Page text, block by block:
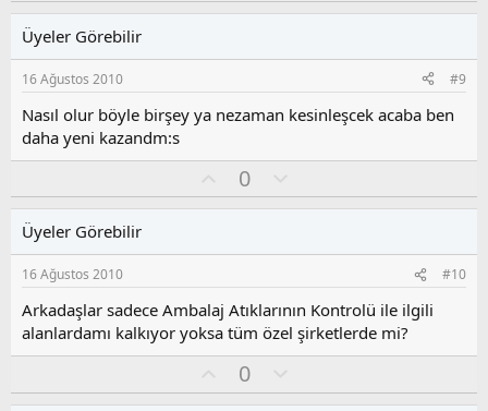
s
u
z
y
a
Üyeler Görebilir
16 Ağustos 2010 #9
Nasıl olur böyle birşey ya nezaman kesinleşcek acaba ben
daha yeni kazandm:s
y
0
l
s
u
z
o
y
a
Üyeler Görebilir
16 Ağustos 2010 #10
Arkadaşlar sadece Ambalaj Atıklarının Kontrolü ile ilgili
alanlardamı kalkıyor yoksa tüm özel şirketlerde mi?
y
0
l